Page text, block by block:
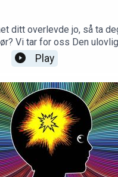
ditt overlevde jo, så ta
Vi tar for oss Den
Play